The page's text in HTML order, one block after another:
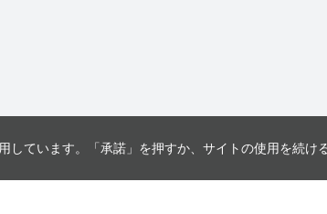
しています。「承諾」を押すか、サイトの使用を続け